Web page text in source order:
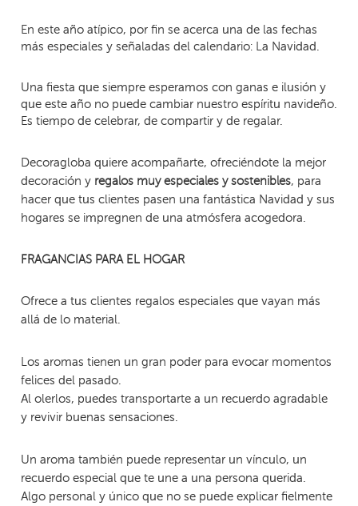
En este año atípico, por fin se acerca una de las fechas
más especiales y señaladas del calendario: La Navidad.
Una fiesta que siempre esperamos con ganas e ilusión y
que este año no puede cambiar nuestro espíritu navideño.
Es tiempo de celebrar, de compartir y de regalar.
Decoragloba quiere acompañarte, ofreciéndote la mejor
decoración y regalos muy especiales y sostenibles, para
hacer que tus clientes pasen una fantástica Navidad y sus
hogares se impregnen de una atmósfera acogedora.
FRAGANCIAS PARA EL HOGAR
Ofrece a tus clientes regalos especiales que vayan más
allá de lo material.
Los aromas tienen un gran poder para evocar momentos
felices del pasado.
Al olerlos, puedes transportarte a un recuerdo agradable
y revivir buenas sensaciones.
Un aroma también puede representar un vínculo, un
recuerdo especial que te une a una persona querida.
Algo personal y único que no se puede explicar fielmente